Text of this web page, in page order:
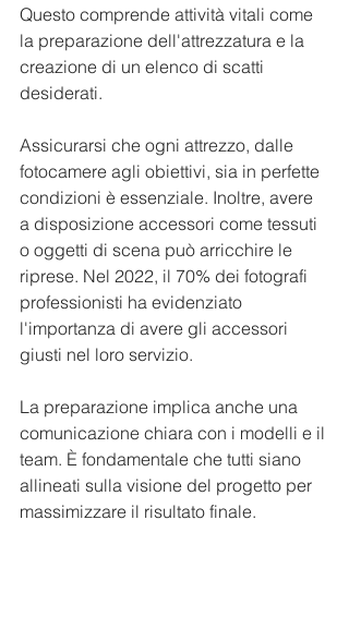
Questo comprende attività vitali come
la preparazione dell'attrezzatura e la
creazione di un elenco di scatti
desiderati.
Assicurarsi che ogni attrezzo, dalle
fotocamere agli obiettivi, sia in perfette
condizioni è essenziale. Inoltre, avere
a disposizione accessori come tessuti
o oggetti di scena può arricchire le
riprese. Nel 2022, il 70% dei fotografi
professionisti ha evidenziato
l'importanza di avere gli accessori
giusti nel loro servizio.
La preparazione implica anche una
comunicazione chiara con i modelli e il
team. È fondamentale che tutti siano
allineati sulla visione del progetto per
massimizzare il risultato finale.